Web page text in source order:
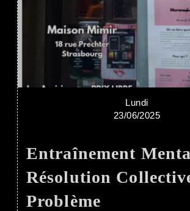
Lundi
23/06/2025
Entraînement
Résolution
Problème